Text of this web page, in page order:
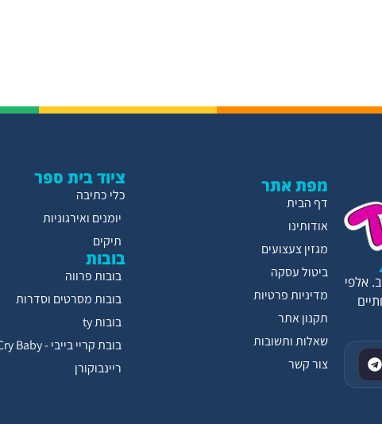
ציוד בית ספר
כלי כתיבה
יומנים ואירגוניות
תיקים
בובות
בובות פרווה
בובות מסרטים וסדרות
בובות ty
בובת קריי בייבי - Cry Baby
ריינבוקורן
מפת אתר
דף הבית
אודותינו
מגזין צעצועים
ביטול עסקה
מדיניות פרטיות
תקנון אתר
שאלות ותשובות
צור קשר
אלפי